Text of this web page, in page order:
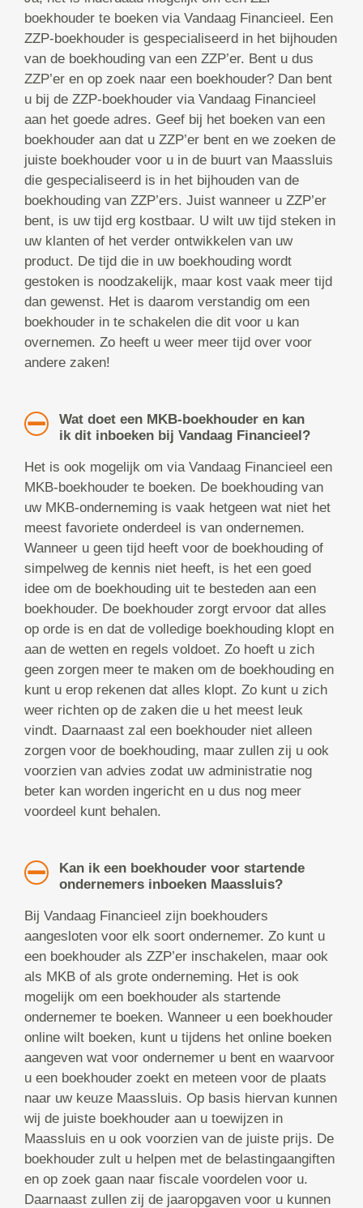
boekhouder te boeken via Vandaag Financieel. Een
ZZP-boekhouder is gespecialiseerd in het bijhouden
van de boekhouding van een ZZP’er. Bent u dus
ZZP’er en op zoek naar een boekhouder? Dan bent
u bij de ZZP-boekhouder via Vandaag Financieel
aan het goede adres. Geef bij het boeken van een
boekhouder aan dat u ZZP’er bent en we zoeken de
juiste boekhouder voor u in de buurt van Maassluis
die gespecialiseerd is in het bijhouden van de
boekhouding van ZZP’ers. Juist wanneer u ZZP’er
bent, is uw tijd erg kostbaar. U wilt uw tijd steken in
uw klanten of het verder ontwikkelen van uw
product. De tijd die in uw boekhouding wordt
gestoken is noodzakelijk, maar kost vaak meer tijd
dan gewenst. Het is daarom verstandig om een
boekhouder in te schakelen die dit voor u kan
overnemen. Zo heeft u weer meer tijd over voor
andere zaken!
Wat doet een MKB-boekhouder en kan
ik dit inboeken bij Vandaag Financieel?
Het is ook mogelijk om via Vandaag Financieel een
MKB-boekhouder te boeken. De boekhouding van
uw MKB-onderneming is vaak hetgeen wat niet het
meest favoriete onderdeel is van ondernemen.
Wanneer u geen tijd heeft voor de boekhouding of
simpelweg de kennis niet heeft, is het een goed
idee om de boekhouding uit te besteden aan een
boekhouder. De boekhouder zorgt ervoor dat alles
op orde is en dat de volledige boekhouding klopt en
aan de wetten en regels voldoet. Zo hoeft u zich
geen zorgen meer te maken om de boekhouding en
kunt u erop rekenen dat alles klopt. Zo kunt u zich
weer richten op de zaken die u het meest leuk
vindt. Daarnaast zal een boekhouder niet alleen
zorgen voor de boekhouding, maar zullen zij u ook
voorzien van advies zodat uw administratie nog
beter kan worden ingericht en u dus nog meer
voordeel kunt behalen.
Kan ik een boekhouder voor startende
ondernemers inboeken Maassluis?
Bij Vandaag Financieel zijn boekhouders
aangesloten voor elk soort ondernemer. Zo kunt u
een boekhouder als ZZP’er inschakelen, maar ook
als MKB of als grote onderneming. Het is ook
mogelijk om een boekhouder als startende
ondernemer te boeken. Wanneer u een boekhouder
online wilt boeken, kunt u tijdens het online boeken
aangeven wat voor ondernemer u bent en waarvoor
u een boekhouder zoekt en meteen voor de plaats
naar uw keuze Maassluis. Op basis hiervan kunnen
wij de juiste boekhouder aan u toewijzen in
Maassluis en u ook voorzien van de juiste prijs. De
boekhouder zult u helpen met de belastingaangiften
en op zoek gaan naar fiscale voordelen voor u.
Daarnaast zullen zij de jaaropgaven voor u kunnen